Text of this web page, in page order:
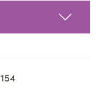
154